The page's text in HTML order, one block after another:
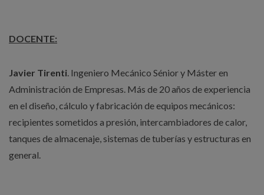
DOCENTE:
Javier Tirenti. Ingeniero Mecánico Sénior y Máster en
Administración de Empresas. Más de 20 años de experiencia
en el diseño, cálculo y fabricación de equipos mecánicos:
recipientes sometidos a presión, intercambiadores de calor,
tanques de almacenaje, sistemas de tuberías y estructuras en
general.